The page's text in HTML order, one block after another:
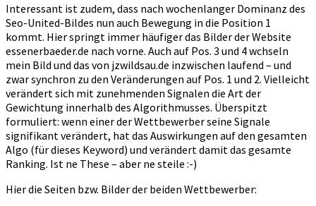
Interessant ist zudem, dass nach wochenlanger Dominanz des
Seo-United-Bildes nun auch Bewegung in die Position 1
kommt. Hier springt immer häufiger das Bilder der Website
essenerbaeder.de nach vorne. Auch auf Pos. 3 und 4 wchseln
mein Bild und das von jzwildsau.de inzwischen laufend – und
zwar synchron zu den Veränderungen auf Pos. 1 und 2. Vielleicht
verändert sich mit zunehmenden Signalen die Art der
Gewichtung innerhalb des Algorithmusses. Überspitzt
formuliert: wenn einer der Wettbewerber seine Signale
signifikant verändert, hat das Auswirkungen auf den gesamten
Algo (für dieses Keyword) und verändert damit das gesamte
Ranking. Ist ne These – aber ne steile :-)
Hier die Seiten bzw. Bilder der beiden Wettbewerber: